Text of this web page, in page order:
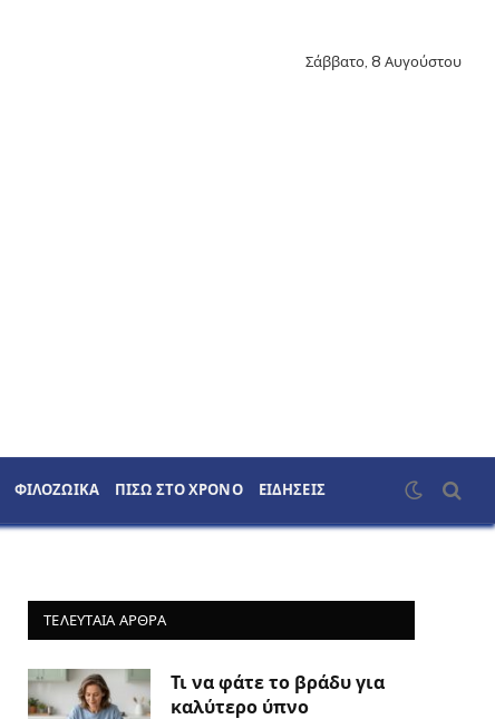
Σάββατο, 8 Αυγούστου
ΦΙΛΟΖΩΙΚΑ ΠΙΣΩ ΣΤΟ ΧΡΟΝΟ ΕΙΔΗΣΕΙΣ
ΤΕΛΕΥΤΑΙΑ ΑΡΘΡΑ
Τι να φάτε το βράδυ για
καλύτερο ύπνο